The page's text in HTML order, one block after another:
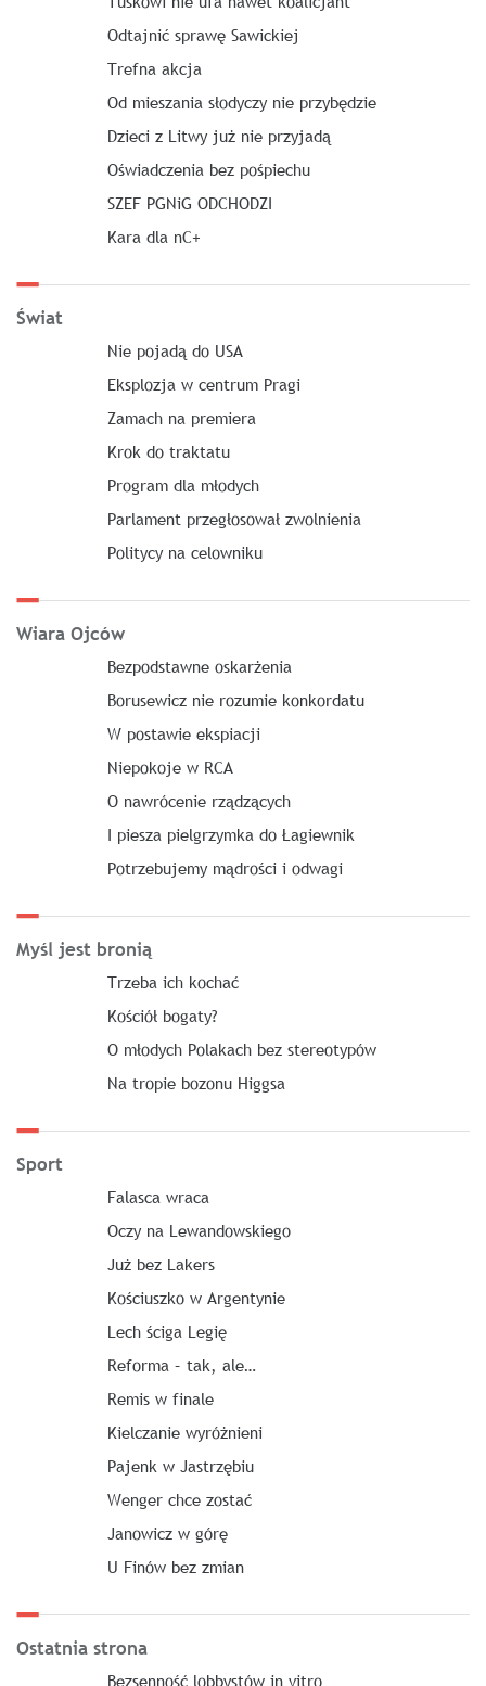
Odtajnić sprawę Sawickiej
Trefna akcja
Od mieszania słodyczy nie przybędzie
Dzieci z Litwy już nie przyjadą
Oświadczenia bez pośpiechu
SZEF PGNiG ODCHODZI
Kara dla nC+
Świat
Nie pojadą do USA
Eksplozja w centrum Pragi
Zamach na premiera
Krok do traktatu
Program dla młodych
Parlament przegłosował zwolnienia
Politycy na celowniku
Wiara Ojców
Bezpodstawne oskarżenia
Borusewicz nie rozumie konkordatu
W postawie ekspiacji
Niepokoje w RCA
O nawrócenie rządzących
I piesza pielgrzymka do Łagiewnik
Potrzebujemy mądrości i odwagi
Myśl jest bronią
Trzeba ich kochać
Kościół bogaty?
O młodych Polakach bez stereotypów
Na tropie bozonu Higgsa
Sport
Falasca wraca
Oczy na Lewandowskiego
Już bez Lakers
Kościuszko w Argentynie
Lech ściga Legię
Reforma – tak, ale…
Remis w finale
Kielczanie wyróżnieni
Pajenk w Jastrzębiu
Wenger chce zostać
Janowicz w górę
U Finów bez zmian
Ostatnia strona
Bezsenność lobbystów in vitro